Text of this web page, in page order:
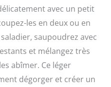
avec un petit
les en deux ou en
saupoudrez avec
et mélangez très
abîmer. Ce léger
dégorger et créer un